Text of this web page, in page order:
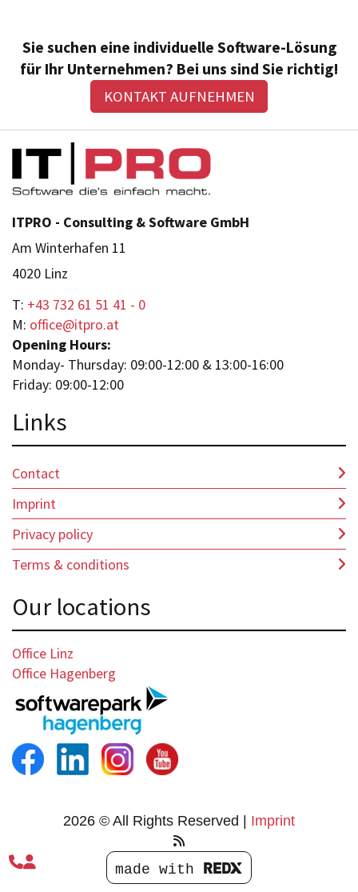

Sie suchen eine individuelle Software-Lösung
für Ihr Unternehmen? Bei uns sind Sie richtig!
KONTAKT AUFNEHMEN
ITPRO - Consulting & Software GmbH
Am Winterhafen 11
4020 Linz
T: +43 732 61 51 41 - 0
M: office@itpro.at
Opening Hours:
Monday- Thursday: 09:00-12:00 & 13:00-16:00
Friday: 09:00-12:00
Links
Contact
Imprint
Privacy policy
Terms & conditions
Our locations
Office Linz
Office Hagenberg
2026 © All Rights Reserved Imprint
made with